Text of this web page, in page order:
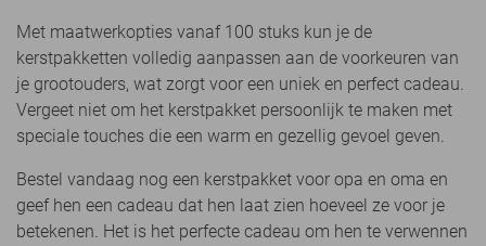
Met maatwerkopties vanaf 100 stuks kun je de
kerstpakketten volledig aanpassen aan de voorkeuren van
je grootouders, wat zorgt voor een uniek en perfect cadeau.
Vergeet niet om het kerstpakket persoonlijk te maken met
speciale touches die een warm en gezellig gevoel geven.
Bestel vandaag nog een kerstpakket voor opa en oma en
geef hen een cadeau dat hen laat zien hoeveel ze voor je
betekenen. Het is het perfecte cadeau om hen te verwennen